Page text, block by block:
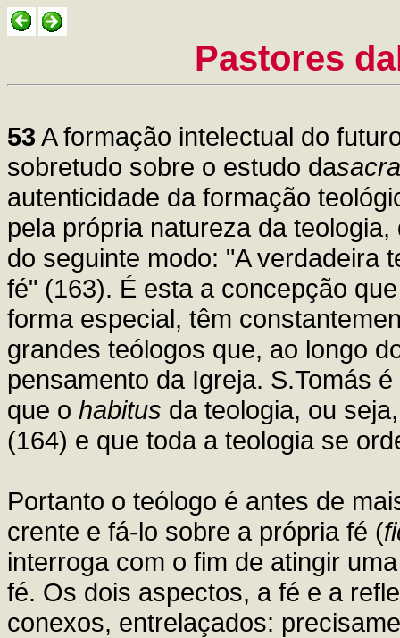
Pastores
53 A formação intelectual do
sobretudo sobre o estudo da
autenticidade da formação
pela própria natureza da
do seguinte modo: "A verdadeira
fé" (163). É esta a concepção
forma especial, têm
grandes teólogos que, ao longo
pensamento da Igreja. S.Tomás
que o habitus da teologia, ou
(164) e que toda a teologia se
Portanto o teólogo é antes de
crente e fá-lo sobre a própria fé (
interroga com o fim de atingir
fé. Os dois aspectos, a fé e a
conexos, entrelaçados: